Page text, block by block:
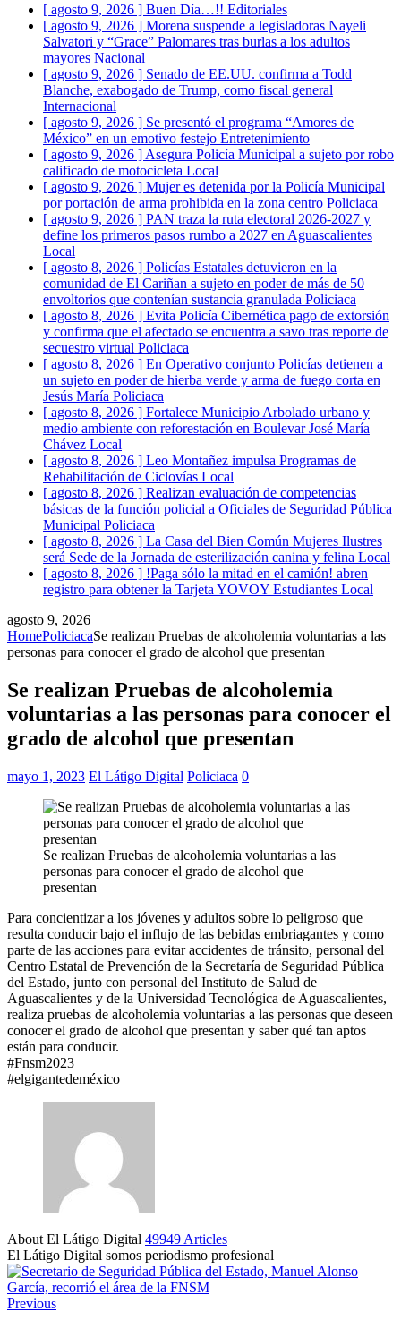
[ agosto 9, 2026 ] Buen Día…!! Editoriales
[ agosto 9, 2026 ] Morena suspende a legisladoras Nayeli
Salvatori y “Grace” Palomares tras burlas a los adultos
mayores Nacional
[ agosto 9, 2026 ] Senado de EE.UU. confirma a Todd
Blanche, exabogado de Trump, como fiscal general
Internacional
[ agosto 9, 2026 ] Se presentó el programa “Amores de
México” en un emotivo festejo Entretenimiento
[ agosto 9, 2026 ] Asegura Policía Municipal a sujeto por robo
calificado de motocicleta Local
[ agosto 9, 2026 ] Mujer es detenida por la Policía Municipal
por portación de arma prohibida en la zona centro Policiaca
[ agosto 9, 2026 ] PAN traza la ruta electoral 2026-2027 y
define los primeros pasos rumbo a 2027 en Aguascalientes
Local
[ agosto 8, 2026 ] Policías Estatales detuvieron en la
comunidad de El Cariñan a sujeto en poder de más de 50
envoltorios que contenían sustancia granulada Policiaca
[ agosto 8, 2026 ] Evita Policía Cibernética pago de extorsión
y confirma que el afectado se encuentra a savo tras reporte de
secuestro virtual Policiaca
[ agosto 8, 2026 ] En Operativo conjunto Policías detienen a
un sujeto en poder de hierba verde y arma de fuego corta en
Jesús María Policiaca
[ agosto 8, 2026 ] Fortalece Municipio Arbolado urbano y
medio ambiente con reforestación en Boulevar José María
Chávez Local
[ agosto 8, 2026 ] Leo Montañez impulsa Programas de
Rehabilitación de Ciclovías Local
[ agosto 8, 2026 ] Realizan evaluación de competencias
básicas de la función policial a Oficiales de Seguridad Pública
Municipal Policiaca
[ agosto 8, 2026 ] La Casa del Bien Común Mujeres Ilustres
será Sede de la Jornada de esterilización canina y felina Local
[ agosto 8, 2026 ] !Paga sólo la mitad en el camión! abren
registro para obtener la Tarjeta YOVOY Estudiantes Local
agosto 9, 2026
HomePoliciacaSe realizan Pruebas de alcoholemia voluntarias a las
personas para conocer el grado de alcohol que presentan
Se realizan Pruebas de alcoholemia
voluntarias a las personas para conocer el
grado de alcohol que presentan
mayo 1, 2023 El Látigo Digital Policiaca 0
Se realizan Pruebas de alcoholemia voluntarias a las
personas para conocer el grado de alcohol que
presentan
Para concientizar a los jóvenes y adultos sobre lo peligroso que
resulta conducir bajo el influjo de las bebidas embriagantes y como
parte de las acciones para evitar accidentes de tránsito, personal del
Centro Estatal de Prevención de la Secretaría de Seguridad Pública
del Estado, junto con personal del Instituto de Salud de
Aguascalientes y de la Universidad Tecnológica de Aguascalientes,
realiza pruebas de alcoholemia voluntarias a las personas que deseen
conocer el grado de alcohol que presentan y saber qué tan aptos
están para conducir.
#Fnsm2023
#elgigantedeméxico
About El Látigo Digital 49949 Articles
El Látigo Digital somos periodismo profesional
Website
Facebook
Previous